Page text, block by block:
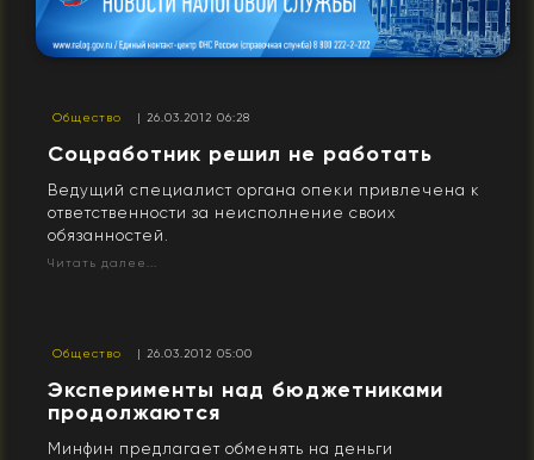
Общество | 26.03.2012 06:28
Соцработник решил не работать
Ведущий специалист органа опеки привлечена к
ответственности за неисполнение своих
обязанностей.
Читать далее...
Общество | 26.03.2012 05:00
Эксперименты над бюджетниками
продолжаются
Минфин предлагает обменять на деньги